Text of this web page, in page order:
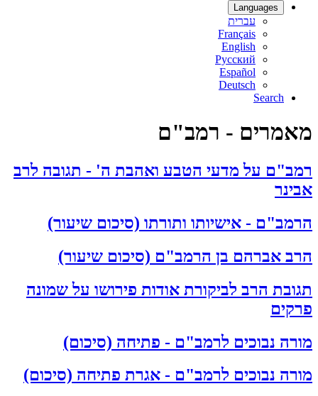
Languages
עברית
Français
English
Русский
Español
Deutsch
Search
מאמרים - רמב"ם
רמב"ם על מדעי הטבע ואהבת ה' - תגובה לרב
אבינר
הרמב"ם - אישיותו ותורתו (סיכום שיעור)
הרב אברהם בן הרמב"ם (סיכום שיעור)
תגובת הרב לביקורת אודות פירושו על שמונה
פרקים
מורה נבוכים לרמב"ם - פתיחה (סיכום)
מורה נבוכים לרמב"ם - אגרת פתיחה (סיכום)